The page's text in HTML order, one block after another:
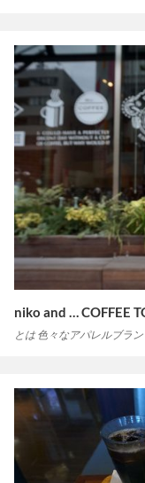
niko and … COFFEE
とは 色々なアパレルブラ